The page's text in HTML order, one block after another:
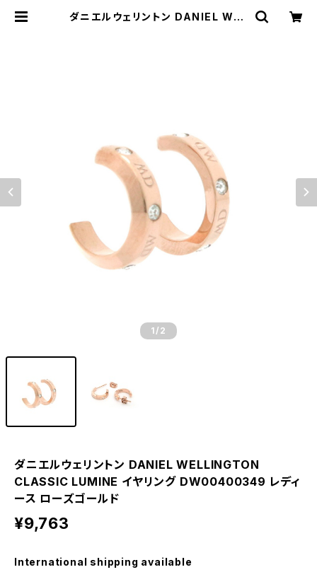
ダニエルウェリントン DANIEL WEL
1 /2
ダニエルウェリントン DANIEL WELLINGTON
CLASSIC LUMINE イヤリング DW00400349 レディ
ース ローズゴールド
¥9,763
International shipping available